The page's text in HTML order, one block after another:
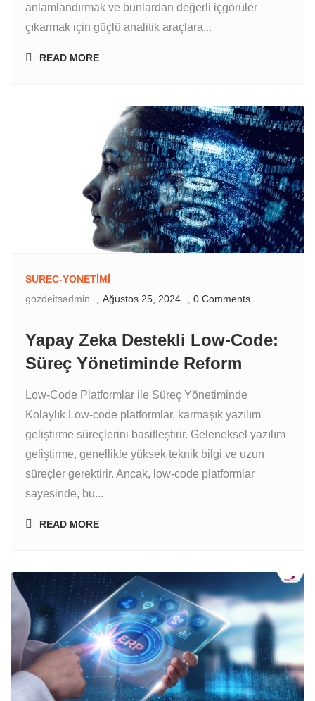
anlamlandırmak ve bunlardan değerli içgörüler
çıkarmak için güçlü analitik araçlara...
READ MORE
SUREC-YONETIMI
gozdeitsadmin
Ağustos 25, 2024 0 Comments
Yapay Zeka Destekli Low-Code:
Süreç Yönetiminde Reform
Low-Code Platformlar ile Süreç Yönetiminde
Kolaylık Low-code platformlar, karmaşık yazılım
geliştirme süreçlerini basitleştirir. Geleneksel yazılım
geliştirme, genellikle yüksek teknik bilgi ve uzun
süreçler gerektirir. Ancak, low-code platformlar
sayesinde, bu...
READ MORE